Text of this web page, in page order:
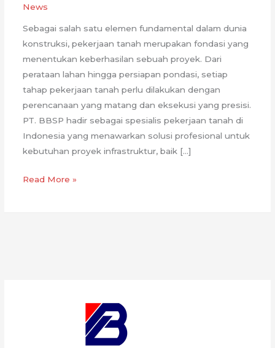
News
Sebagai salah satu elemen fundamental dalam dunia
konstruksi, pekerjaan tanah merupakan fondasi yang
menentukan keberhasilan sebuah proyek. Dari
perataan lahan hingga persiapan pondasi, setiap
tahap pekerjaan tanah perlu dilakukan dengan
perencanaan yang matang dan eksekusi yang presisi.
PT. BBSP hadir sebagai spesialis pekerjaan tanah di
Indonesia yang menawarkan solusi profesional untuk
kebutuhan proyek infrastruktur, baik […]
Spesialis
Read More »